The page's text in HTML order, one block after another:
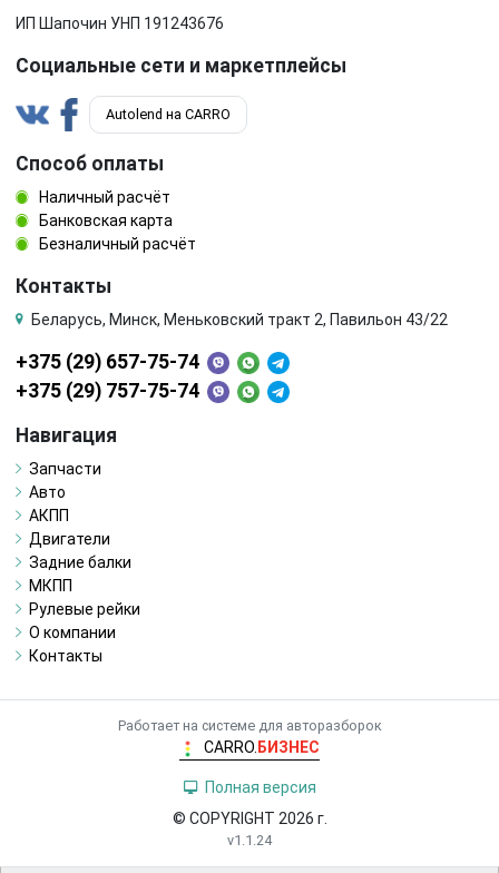
ИП Шапочин УНП 191243676
Социальные сети и маркетплейсы
Autolend на CARRO
Способ оплаты
Наличный расчёт
Банковская карта
Безналичный расчёт
Контакты
Беларусь, Минск, Меньковский тракт 2, Павильон 43/22
+375 (29) 657-75-74
+375 (29) 757-75-74
Навигация
Запчасти
Авто
АКПП
Двигатели
Задние балки
МКПП
Рулевые рейки
О компании
Контакты
Работает на системе для авторазборок
CARRO. БИЗНЕС
Полная версия
© COPYRIGHT 2026 г.
v1.1.24